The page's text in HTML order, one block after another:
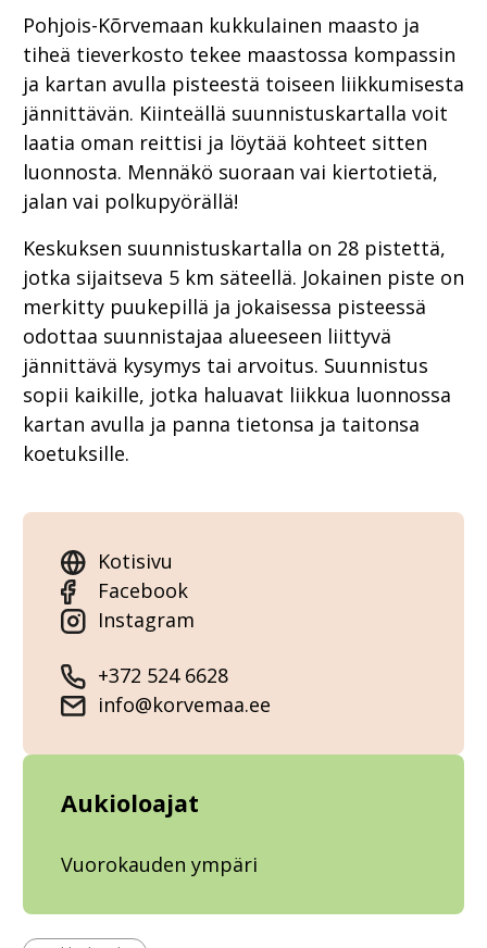
Pohjois-Kõrvemaan kukkulainen maasto ja
tiheä tieverkosto tekee maastossa kompassin
ja kartan avulla pisteestä toiseen liikkumisesta
jännittävän. Kiinteällä suunnistuskartalla voit
laatia oman reittisi ja löytää kohteet sitten
luonnosta. Mennäkö suoraan vai kiertotietä,
jalan vai polkupyörällä!
Keskuksen suunnistuskartalla on 28 pistettä,
jotka sijaitseva 5 km säteellä. Jokainen piste on
merkitty puukepillä ja jokaisessa pisteessä
odottaa suunnistajaa alueeseen liittyvä
jännittävä kysymys tai arvoitus. Suunnistus
sopii kaikille, jotka haluavat liikkua luonnossa
kartan avulla ja panna tietonsa ja taitonsa
koetuksille.
Kotisivu
Facebook
Instagram
+372 524 6628
info@korvemaa.ee
Aukioloajat
Vuorokauden ympäri